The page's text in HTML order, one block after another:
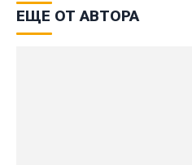
ЕЩЕ ОТ АВТОРА